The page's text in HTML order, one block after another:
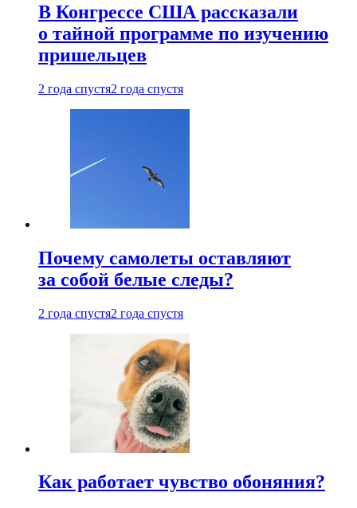
В Конгрессе США рассказали
о тайной программе по изучению
пришельцев
2 года спустя2 года спустя
Почему самолеты оставляют
за собой белые следы?
2 года спустя2 года спустя
Как работает чувство обоняния?